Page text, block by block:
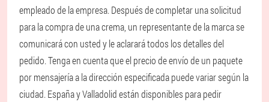
empleado de la empresa. Después de completar una solicitud
para la compra de una crema, un representante de la marca se
comunicará con usted y le aclarará todos los detalles del
pedido. Tenga en cuenta que el precio de envío de un paquete
por mensajería a la dirección especificada puede variar según la
ciudad. España y Valladolid están disponibles para pedir